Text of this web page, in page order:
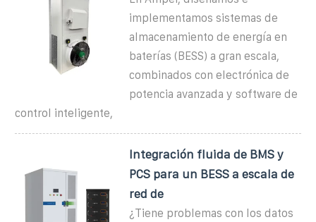
implementamos sistemas de
almacenamiento de energía en
baterías (BESS) a gran escala,
combinados con electrónica de
potencia avanzada y software de
control inteligente,
Integración fluida de BMS y
PCS para un BESS a escala de
red de
¿Tiene problemas con los datos